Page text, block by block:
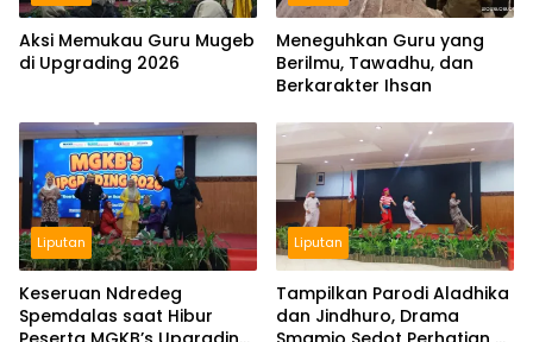
Aksi Memukau Guru Mugeb
di Upgrading 2026
Meneguhkan Guru yang
Berilmu, Tawadhu, dan
Berkarakter Ihsan
Liputan
Keseruan Ndredeg
Spemdalas saat Hibur
Liputan
Tampilkan Parodi Aladhika
dan Jindhuro, Drama